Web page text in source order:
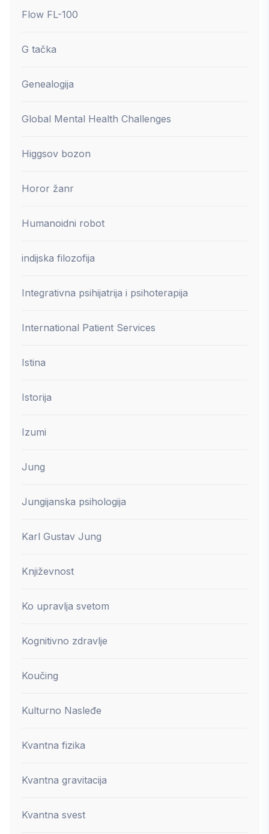
Flow FL-100
G tačka
Genealogija
Global Mental Health Challenges
Higgsov bozon
Horor žanr
Humanoidni robot
indijska filozofija
Integrativna psihijatrija i psihoterapija
International Patient Services
Istina
Istorija
Izumi
Jung
Jungijanska psihologija
Karl Gustav Jung
Književnost
Ko upravlja svetom
Kognitivno zdravlje
Koučing
Kulturno Nasleđe
Kvantna fizika
Kvantna gravitacija
Kvantna svest